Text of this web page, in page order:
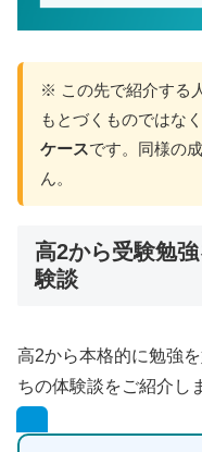
※ この先で紹介する
もとづくものではな
ケースです。同様の
ん。
高2から受験勉
験談
高2から本格的に勉強
ちの体験談をご紹介し